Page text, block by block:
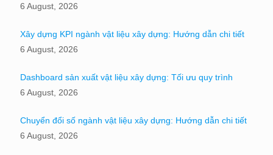
6 August, 2026
Xây dựng KPI ngành vật liệu xây dựng: Hướng dẫn chi tiết
6 August, 2026
Dashboard sản xuất vật liệu xây dựng: Tối ưu quy trình
6 August, 2026
Chuyển đổi số ngành vật liệu xây dựng: Hướng dẫn chi tiết
6 August, 2026